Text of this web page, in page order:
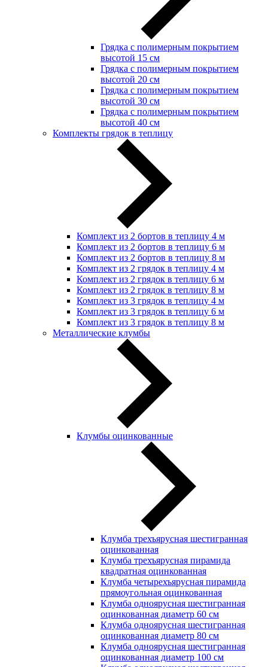
Грядка с полимерным покрытием
высотой 15 см
Грядка с полимерным покрытием
высотой 20 см
Грядка с полимерным покрытием
высотой 30 см
Грядка с полимерным покрытием
высотой 40 см
Комплекты грядок в теплицу
Комплект из 2 бортов в теплицу 4 м
Комплект из 2 бортов в теплицу 6 м
Комплект из 2 бортов в теплицу 8 м
Комплект из 2 грядок в теплицу 4 м
Комплект из 2 грядок в теплицу 6 м
Комплект из 2 грядок в теплицу 8 м
Комплект из 3 грядок в теплицу 4 м
Комплект из 3 грядок в теплицу 6 м
Комплект из 3 грядок в теплицу 8 м
Металлические клумбы
Клумбы оцинкованные
Клумба трехъярусная шестигранная
оцинкованная
Клумба трехъярусная пирамида
квадратная оцинкованная
Клумба четырехъярусная пирамида
прямоугольная оцинкованная
Клумба одноярусная шестигранная
оцинкованная диаметр 60 см
Клумба одноярусная шестигранная
оцинкованная диаметр 80 см
Клумба одноярусная шестигранная
оцинкованная диаметр 100 см